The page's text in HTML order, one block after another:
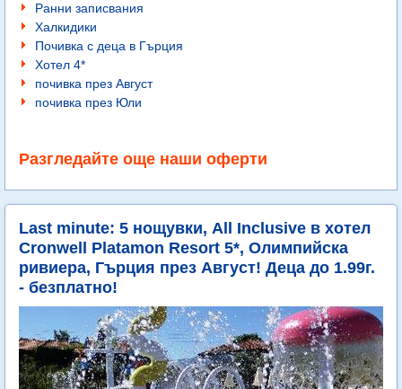
Ранни записвания
Халкидики
Почивка с деца в Гърция
Хотел 4*
почивка през Август
почивка през Юли
Разгледайте още наши оферти
Last minute: 5 нощувки, All Inclusive в хотел
Cronwell Platamon Resort 5*, Олимпийска
ривиера, Гърция през Август! Деца до 1.99г.
- безплатно!